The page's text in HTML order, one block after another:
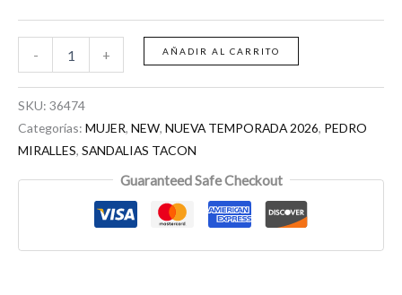
- + AÑADIR AL CARRITO
SKU: 36474
Categorías: MUJER, NEW, NUEVA TEMPORADA 2026, PEDRO
MIRALLES, SANDALIAS TACON
Guaranteed Safe Checkout